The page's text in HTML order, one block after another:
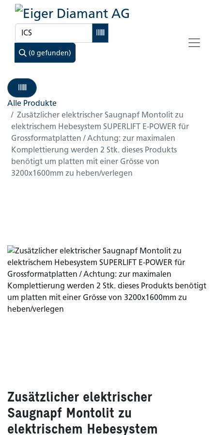
(0 gefunden)
Alle Produkte
Zusätzlicher elektrischer Saugnapf Montolit zu
elektrischem Hebesystem SUPERLIFT E-POWER für
Grossformatplatten / Achtung: zur maximalen
Komplettierung werden 2 Stk. dieses Produkts
benötigt um platten mit einer Grösse von
3200x1600mm zu heben/verlegen
Zusätzlicher elektrischer
Saugnapf Montolit zu
elektrischem Hebesystem